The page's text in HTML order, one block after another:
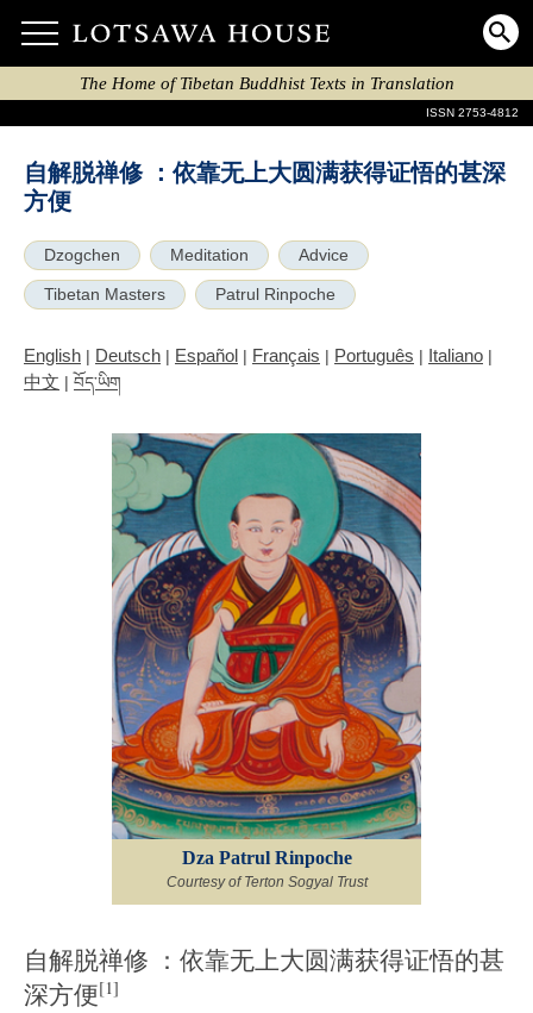
The Home of Tibetan Buddhist Texts in Translation
ISSN 2753-4812
自解脱禅修 ：依靠无上大圆满获得证悟的甚深
方便
Dzogchen Meditation Advice
Tibetan Masters Patrul Rinpoche
English | Deutsch | Español | Français | Português | Italiano |
中文 | བོད་ཡིག
Dza Patrul Rinpoche
Courtesy of Terton Sogyal Trust
自解脱禅修 ：依靠无上大圆满获得证悟的甚
深方便[1]